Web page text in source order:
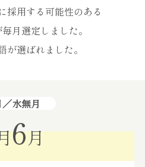
採用する可能性のある
月選定しました。
が選ばれました。
水無月
6月